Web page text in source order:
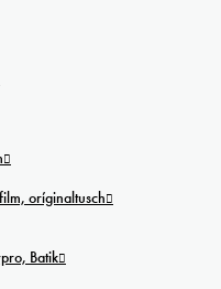
oríginaltusch
Batik